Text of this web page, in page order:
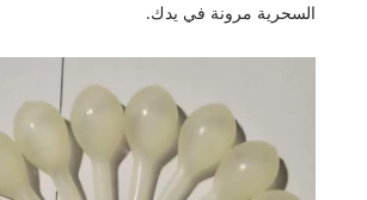
السحرية مرونة في يدك.